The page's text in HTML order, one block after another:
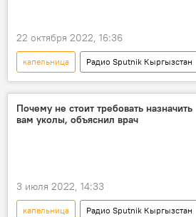
22 октября 2022, 16:36
капельница
Радио Sputnik Кыргызстан
Игорь Князев
врач
БАД
гомеопатия
укол
Личный доктор
квантовый
Почему не стоит требовать назначить
вам уколы, объяснил врач
3 июля 2022, 14:33
капельница
Радио Sputnik Кыргызстан